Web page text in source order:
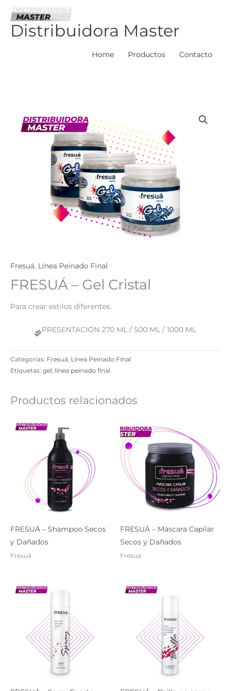
contenido
Distribuidora Master
Home Productos Contacto
Fresuá, Línea Peinado Final
FRESUÁ – Gel Cristal
Para crear estilos diferentes.
PRESENTACIÓN 270 ML / 500 ML / 1000 ML​
Categorías: Fresuá, Línea Peinado Final
Etiquetas: gel, línea peinado final
Productos relacionados
FRESUÁ – Shampoo Secos
y Dañados
Fresuá
FRESUÁ – Máscara Capilar
Secos y Dañados
Fresuá